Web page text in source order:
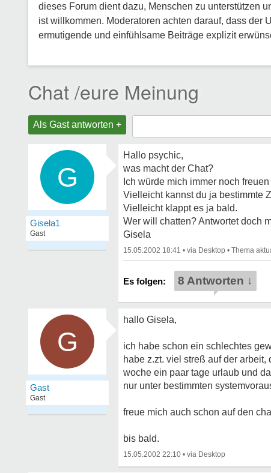
dieses Forum dient dazu, Menschen zu unterstützen
ist willkommen. Moderatoren achten darauf, dass der
ermutigende und einfühlsame Beiträge explizit
Chat /eure Meinung
Als Gast antworten +
G
Gisela1
Gast
Hallo psychic,
was macht der Chat?
Ich würde mich immer noch
Vielleicht kannst du ja bestimmte
Vielleicht klappt es ja bald.
Wer will chatten? Antwortet doch
Gisela
15.05.2002 18:41 • •
8 Antworten ↓
G
Gast
Gast
hallo Gisela,
ich habe schon ein schlechtes
habe z.zt. viel streß auf der
woche ein paar tage urlaub und
nur unter bestimmten
freue mich auch schon auf den
bis bald.
15.05.2002 22:10 •